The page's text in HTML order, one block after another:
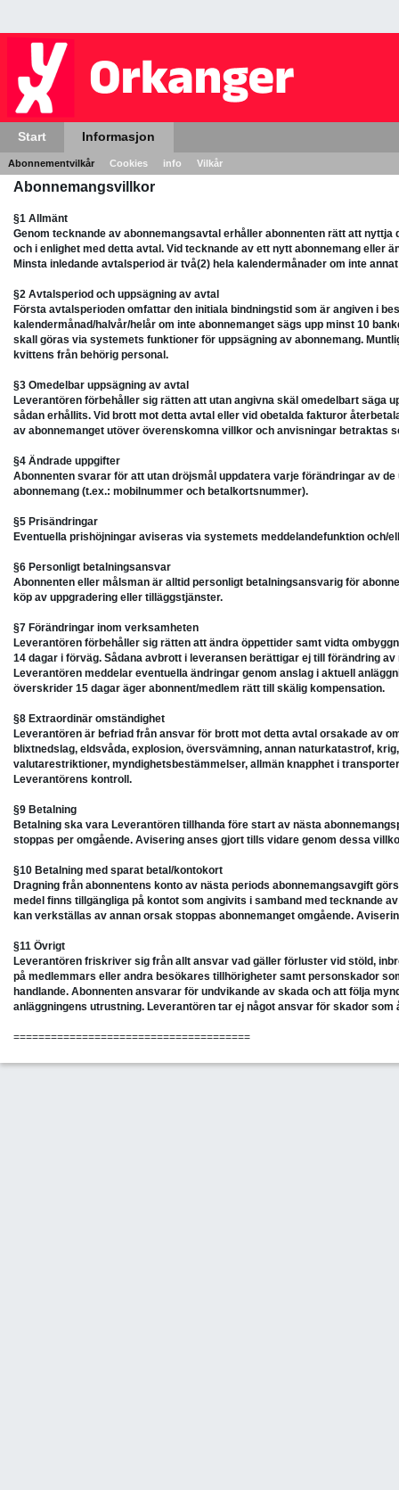
Start Informasjon
Abonnementvilkår Cookies info Vilkår
Abonnemangsvillkor
§1 Allmänt
Genom tecknande av abonnemangsavtal erhåller abonnenten rätt att
och i enlighet med detta avtal. Vid tecknande av ett nytt abonnemang eller
Minsta inledande avtalsperiod är två(2) hela kalendermånader om inte
§2 Avtalsperiod och uppsägning av avtal
Första avtalsperioden omfattar den initiala bindningstid som är angiven i
kalendermånad/halvår/helår om inte abonnemanget sägs upp minst 10
skall göras via systemets funktioner för uppsägning av abonnemang.
kvittens från behörig personal.
§3 Omedelbar uppsägning av avtal
Leverantören förbehåller sig rätten att utan angivna skäl omedelbart säga
sådan erhållits. Vid brott mot detta avtal eller vid obetalda fakturor
av abonnemanget utöver överenskomna villkor och anvisningar
§4 Ändrade uppgifter
Abonnenten svarar för att utan dröjsmål uppdatera varje förändringar av
abonnemang (t.ex.: mobilnummer och betalkortsnummer).
§5 Prisändringar
Eventuella prishöjningar aviseras via systemets meddelandefunktion och/
§6 Personligt betalningsansvar
Abonnenten eller målsman är alltid personligt betalningsansvarig för
köp av uppgradering eller tilläggstjänster.
§7 Förändringar inom verksamheten
Leverantören förbehåller sig rätten att ändra öppettider samt vidta
14 dagar i förväg. Sådana avbrott i leveransen berättigar ej till förändring
Leverantören meddelar eventuella ändringar genom anslag i aktuell
överskrider 15 dagar äger abonnent/medlem rätt till skälig kompensation.
§8 Extraordinär omständighet
Leverantören är befriad från ansvar för brott mot detta avtal orsakade av
blixtnedslag, eldsvåda, explosion, översvämning, annan naturkatastrof,
valutarestriktioner, myndighetsbestämmelser, allmän knapphet i
Leverantörens kontroll.
§9 Betalning
Betalning ska vara Leverantören tillhanda före start av nästa
stoppas per omgående. Avisering anses gjort tills vidare genom dessa
§10 Betalning med sparat betal/kontokort
Dragning från abonnentens konto av nästa periods abonnemangsavgift
medel finns tillgängliga på kontot som angivits i samband med tecknande
kan verkställas av annan orsak stoppas abonnemanget omgående.
§11 Övrigt
Leverantören friskriver sig från allt ansvar vad gäller förluster vid stöld,
på medlemmars eller andra besökares tillhörigheter samt personskador
handlande. Abonnenten ansvarar för undvikande av skada och att följa
anläggningens utrustning. Leverantören tar ej något ansvar för skador
======================================